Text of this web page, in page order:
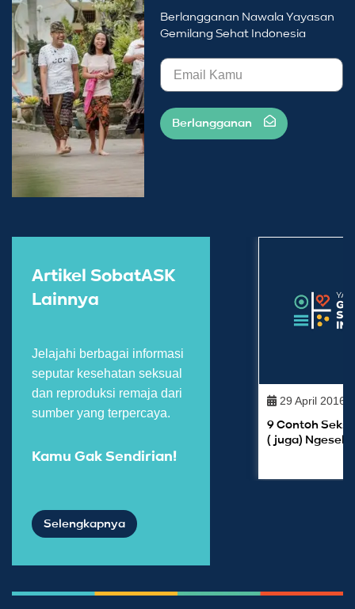
Berlangganan Nawala Yayasan
Gemilang Sehat Indonesia
Berlangganan
Artikel SobatASK
Lainnya
Jelajahi berbagai informasi
seputar kesehatan seksual
dan reproduksi remaja dari
sumber yang terpercaya.
Kamu Gak Sendirian!
Selengkapnya
29 April 2016
9 Contoh
(juga) Ngeselin